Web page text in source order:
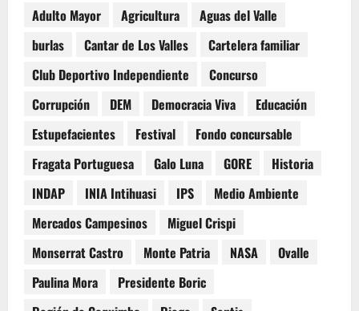
Adulto Mayor Agricultura
Aguas del Valle
burlas
Cantar de Los Valles
Cartelera familiar
Club Deportivo Independiente
Concurso
Corrupción
DEM Democracia Viva
Educación
Estupefacientes
Festival
Fondo concursable
Fragata Portuguesa
Galo Luna GORE
Historia
INDAP
INIA Intihuasi IPS
Medio Ambiente
Mercados Campesinos
Miguel Crispi
Monserrat Castro
Monte Patria NASA
Ovalle
Paulina Mora
Presidente Boric